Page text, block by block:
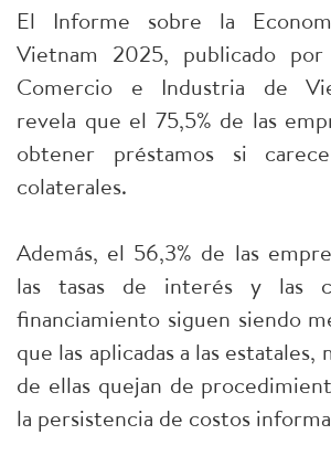
El Informe sobre la
Vietnam 2025, publicado
Comercio e Industria de
revela que el 75,5% de las
obtener préstamos si
colaterales.
Además, el 56,3% de las
las tasas de interés y las
financiamiento siguen siendo
que las aplicadas a las estatales,
de ellas quejan de
la persistencia de costos